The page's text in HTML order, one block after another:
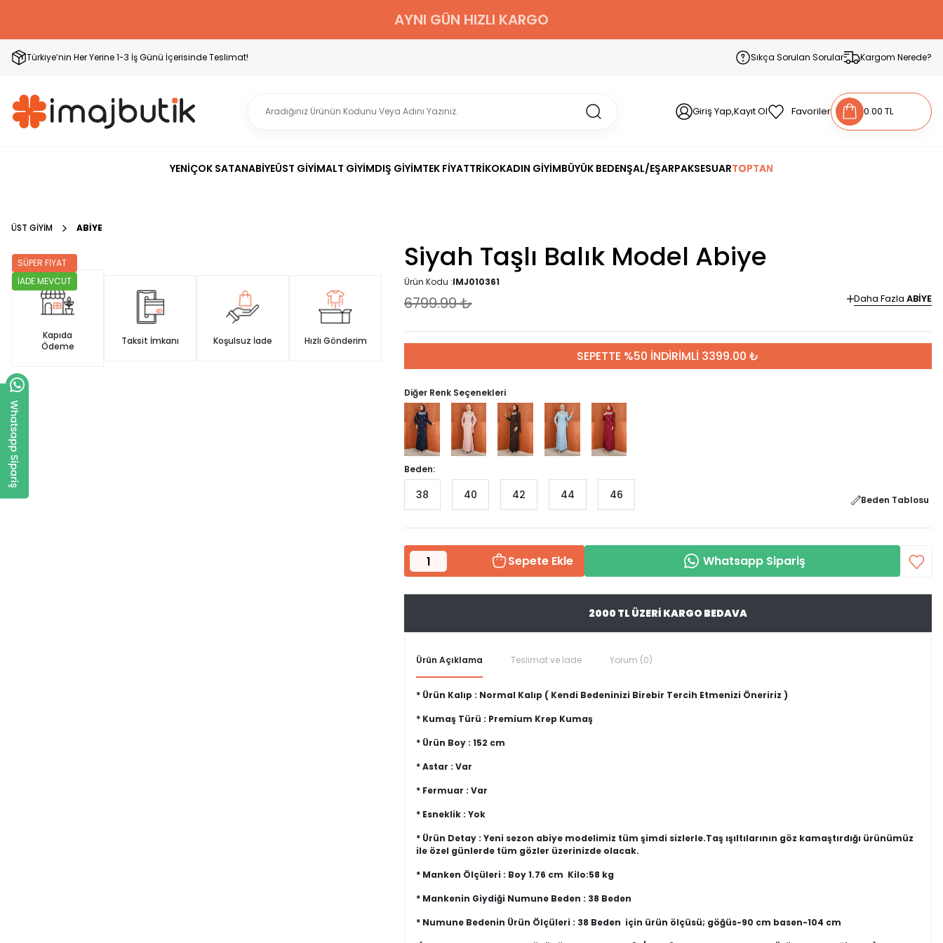
AYNI GÜN HIZLI KARGO
Türkiye’nin Her Yerine 1-3 İş Günü İçerisinde Teslimat! Sıkça Sorulan Sorular Kargom Nerede?
Giriş Yap,Kayıt Ol Favoriler 0.00 TL
YENİÇOK SATANABİYEÜST GİYİMALT GİYİMDIŞ GİYİMTEK FİYATTRİKOKADIN GİYİMBÜYÜK BEDENŞAL/EŞARPAKSESUARTOPTAN
ÜST GİYİM ABİYE
SÜPER FİYAT
İADE MEVCUT
Kapıda
Ödeme
Taksit İmkanı Koşulsuz İade Hızlı Gönderim
Siyah Taşlı Balık Model Abiye
Ürün Kodu :IMJ010361
6799.99₺ Daha Fazla ABİYE
SEPETTE %50 İNDİRİMLİ 3399.00 ₺
Diğer Renk Seçenekleri
Beden:
38 40 42 44 46 Beden Tablosu
Sepete Ekle Whatsapp Sipariş
2000 TL ÜZERİ KARGO BEDAVA
Ürün Açıklama Teslimat ve İade Yorum (0)
* Ürün Kalıp : Normal Kalıp ( Kendi Bedeninizi Birebir Tercih Etmenizi Öneririz )
* Kumaş Türü : Premium Krep Kumaş
* Ürün Boy : 152 cm
* Astar : Var
* Fermuar : Var
* Esneklik : Yok
* Ürün Detay : Yeni sezon abiye modelimiz tüm şimdi sizlerle.Taş ışıltılarının göz kamaştırdığı ürünümüz
ile özel günlerde tüm gözler üzerinizde olacak.
* Manken Ölçüleri : Boy 1.76 cm Kilo:58 kg
* Mankenin Giydiği Numune Beden : 38 Beden
* Numune Bedenin Ürün Ölçüleri : 38 Beden için ürün ölçüsü; göğüs-90 cm basen-104 cm